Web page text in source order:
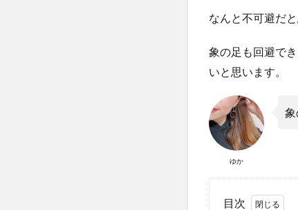
なんと不可避だ
象の足も回避で
いと思います。
ゆか
象
目次